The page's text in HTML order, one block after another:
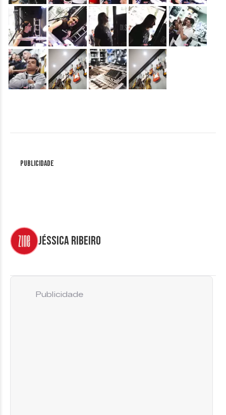
&nbsp; &nbsp; &nbsp; &nbsp; &nbsp;
&nbsp; &nbsp; &nbsp; &nbsp;
Publicidade
Jéssica Ribeiro
Publicidade